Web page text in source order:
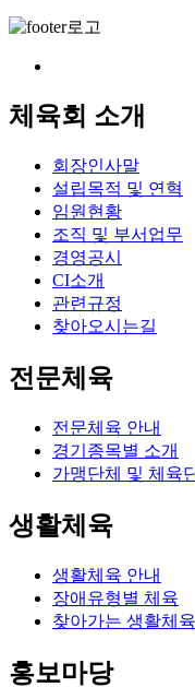
체육회 소개
회장인사말
설립목적 및 연혁
임원현황
조직 및 부서업무
경영공시
CI소개
관련규정
찾아오시는길
전문체육
전문체육 안내
경기종목별 소개
가맹단체 및 체육
생활체육
생활체육 안내
장애유형별 체육
찾아가는 생활체
홍보마당